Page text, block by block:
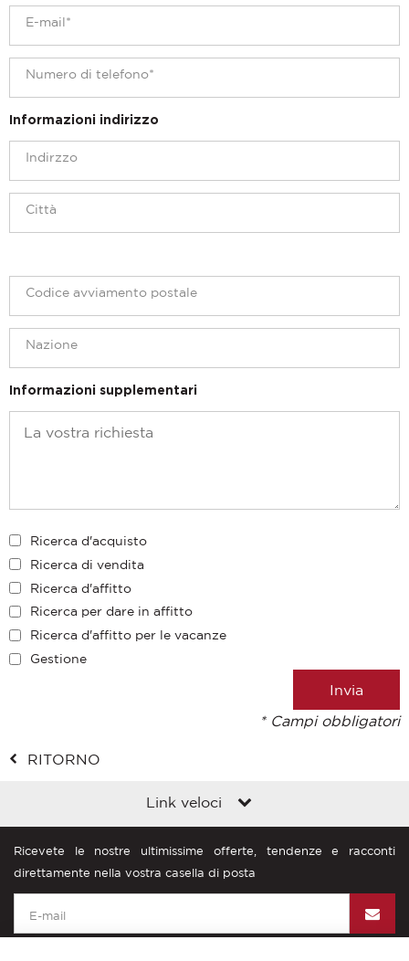
Informazioni indirizzo
Informazioni supplementari
Ricerca d'acquisto
Ricerca di vendita
Ricerca d'affitto
Ricerca per dare in affitto
Ricerca d'affitto per le vacanze
Gestione
* Campi obbligatori
RITORNO
Link veloci
Ricevete le nostre ultimissime offerte, tendenze e racconti
direttamente nella vostra casella di posta